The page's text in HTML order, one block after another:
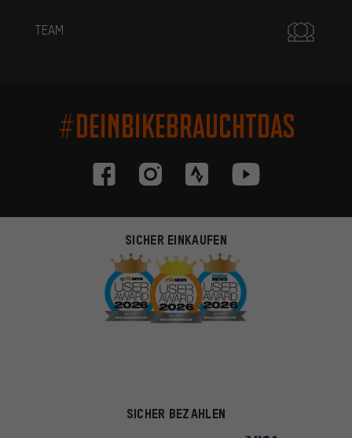
TEAM
#DEINBIKEBRAUCHTDAS
SICHER EINKAUFEN
SICHER BEZAHLEN